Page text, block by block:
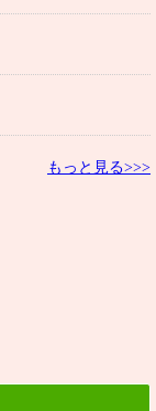
もっと見る>>>